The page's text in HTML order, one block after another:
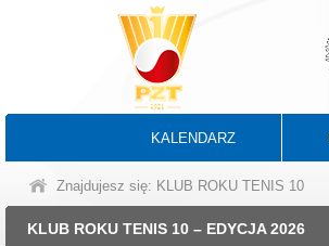
KALENDARZ
Znajdujesz się: KLUB ROKU TENIS 10
KLUB ROKU TENIS 10 – EDYCJA 2026